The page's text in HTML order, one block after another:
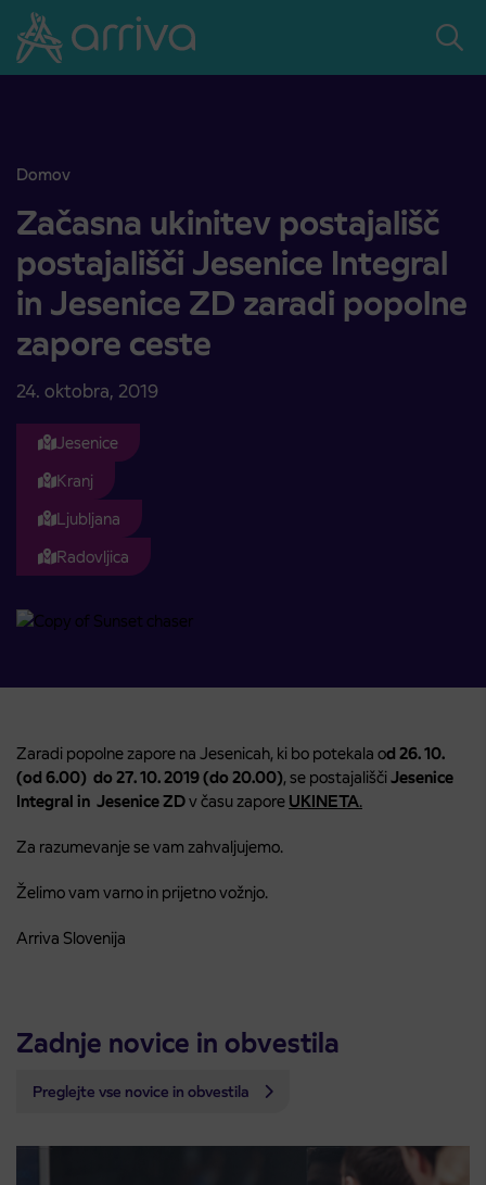
Skoči na vsebino
Domov
Začasna ukinitev postajališč postajališči Jesenice Integral in
Začasna ukinitev postajališč
postajališči Jesenice Integral
in Jesenice ZD zaradi popolne
zapore ceste
24. oktobra, 2019
Jesenice
Kranj
Ljubljana
Radovljica
Zaradi popolne zapore na Jesenicah, ki bo potekala od 26. 10.
(od 6.00) do 27. 10. 2019 (do 20.00), se postajališčiJesenice
Integral in Jesenice ZDv času zapore UKINETA.
Za razumevanje se vam zahvaljujemo.
Želimo vam varno in prijetno vožnjo.
Arriva Slovenija
Zadnje novice in obvestila
Preglejte vse novice in obvestila